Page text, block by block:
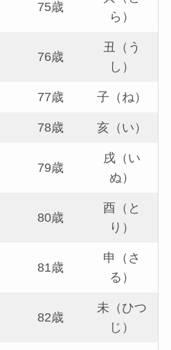
75歳
ら）
76歳
丑（う
し）
77歳 子（ね）
78歳 亥（い）
79歳
戌（い
ぬ）
80歳
酉（と
り）
81歳
申（さ
る）
82歳
未（ひつ
じ）